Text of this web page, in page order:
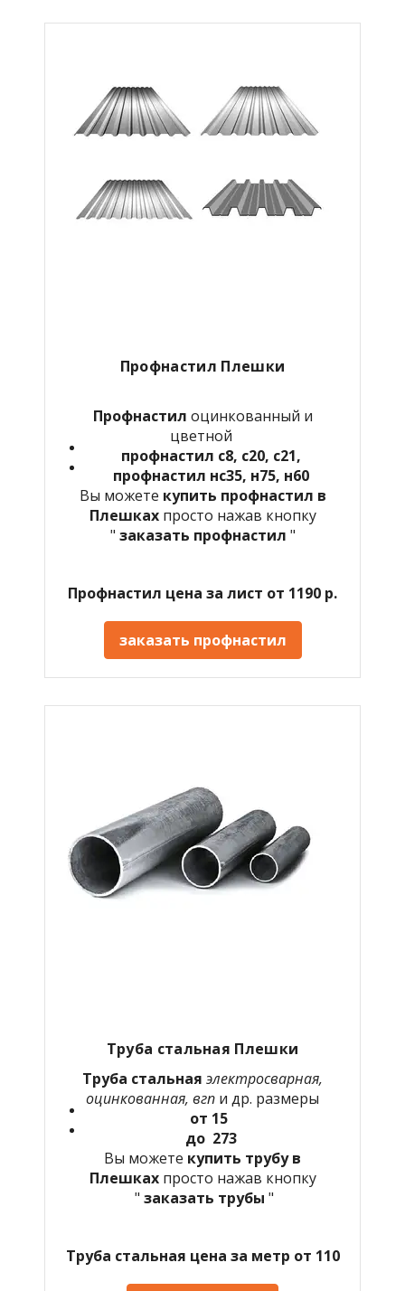
Профнастил Плешки
Профнастил оцинкованный и
цветной
профнастил с8, с20, с21,
профнастил нс35, н75, н60
Вы можете купить профнастил в
Плешках просто нажав кнопку
" заказать профнастил "
Профнастил цена за лист от 1190 р.
заказать профнастил
Труба стальная Плешки
Труба стальная электросварная,
оцинкованная, вгп и др. размеры
от 15
до 273
Вы можете купить трубу в
Плешках просто нажав кнопку
" заказать трубы "
Труба стальная цена за метр от 110